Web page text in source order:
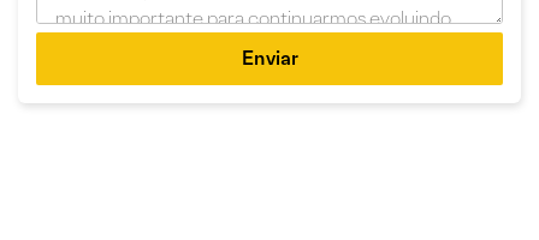
Enviar